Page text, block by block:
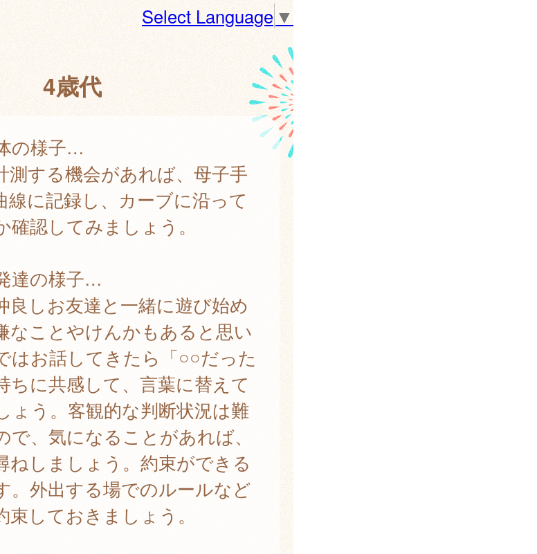
Select Language▼
4歳代
の様子…
測する機会があれば、母子手
線に記録し、カーブに沿って
確認してみましょう。
達の様子…
良しお友達と一緒に遊び始め
なことやけんかもあると思い
はお話してきたら「○○だった
ちに共感して、言葉に替えて
ょう。客観的な判断状況は難
で、気になることがあれば、
ねしましょう。約束ができる
。外出する場でのルールなど
しておきましょう。